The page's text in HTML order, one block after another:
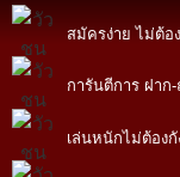
สมัครง่าย ไม่ต้อ
การันตีการ ฝาก
เล่นหนักไม่ต้อง